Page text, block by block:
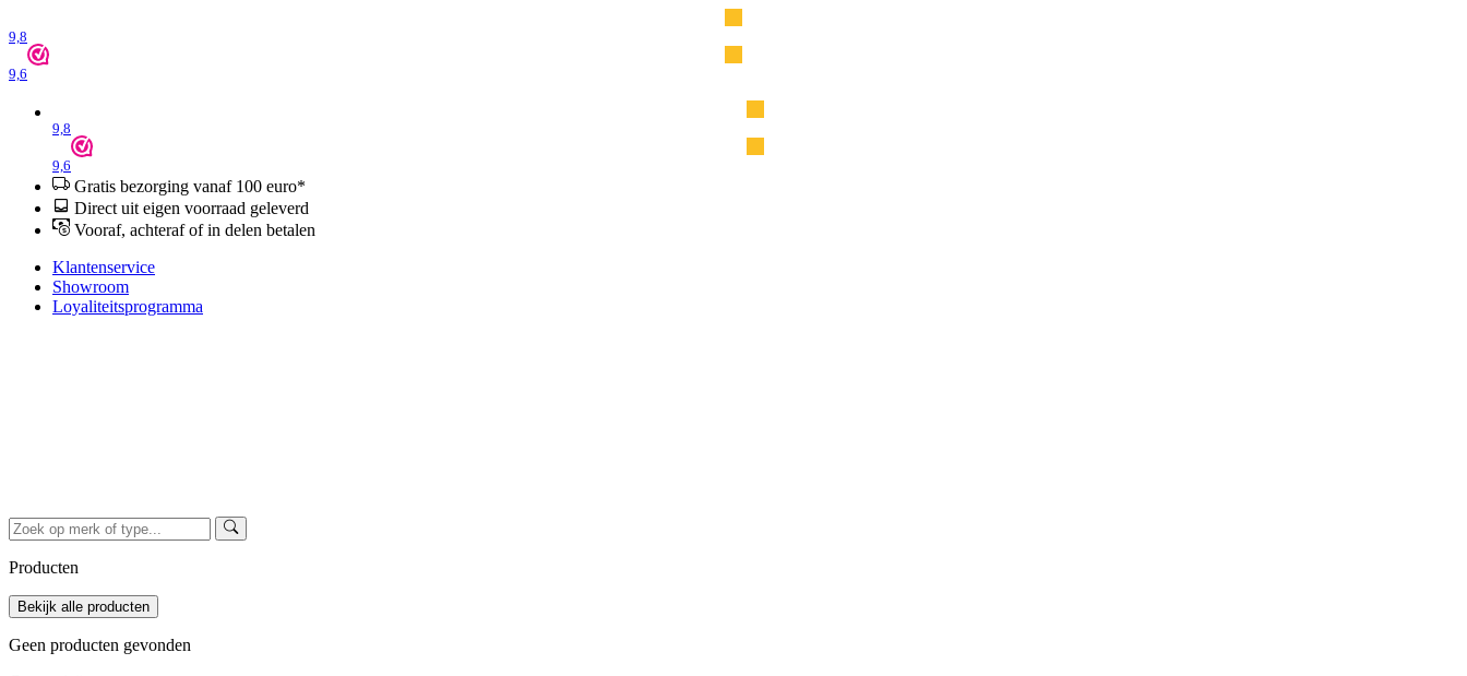
9,8
9,6
9,8
9,6
Gratis bezorging vanaf 100 euro*
Direct uit eigen voorraad geleverd
Vooraf, achteraf of in delen betalen
Klantenservice
Showroom
Loyaliteitsprogramma
Producten
Geen producten gevonden